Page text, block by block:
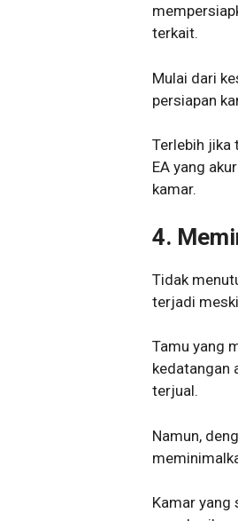
terkait.
Mulai dari
persiapan
Terlebih jika
EA yang
kamar.
4.
Tidak
terjadi
Tamu yang
kedatangan
terjual.
Namun,
Kamar yang